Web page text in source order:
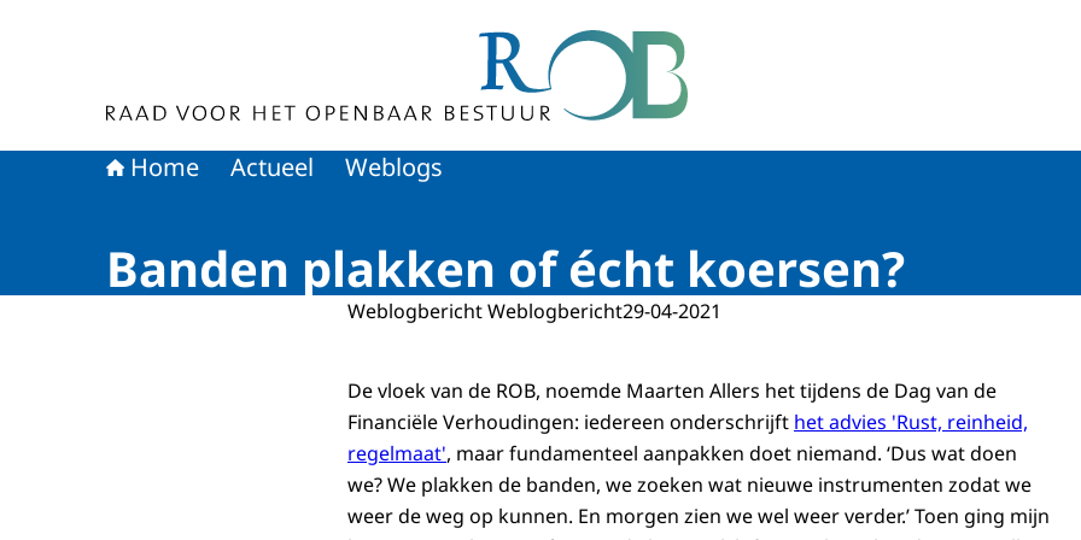
Home Actueel Weblogs
Banden plakken of écht koersen?
Weblogbericht Weblogbericht29-04-2021
De vloek van de ROB, noemde Maarten Allers het tijdens de Dag van de
Financiële Verhoudingen: iedereen onderschrijft het advies 'Rust, reinheid,
regelmaat', maar fundamenteel aanpakken doet niemand. ‘Dus wat doen
we? We plakken de banden, we zoeken wat nieuwe instrumenten zodat we
weer de weg op kunnen. En morgen zien we wel weer verder.’ Toen ging mijn